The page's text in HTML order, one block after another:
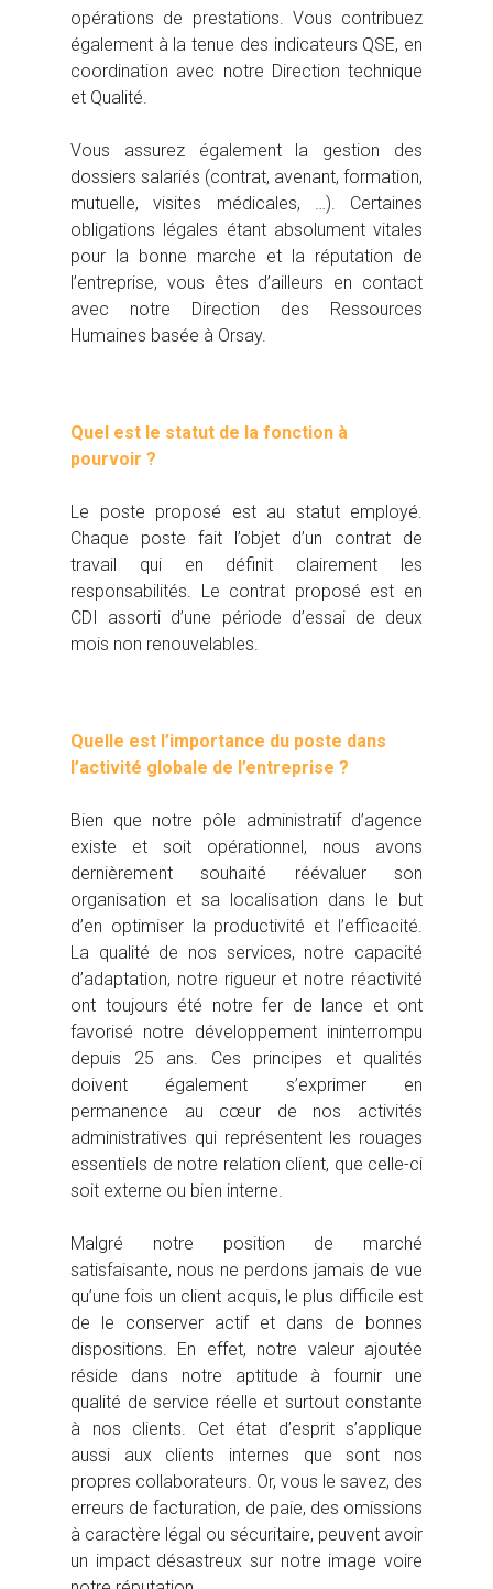
opérations de prestations. Vous contribuez
également à la tenue des indicateurs QSE, en
coordination avec notre Direction technique
et Qualité.
Vous assurez également la gestion des
dossiers salariés (contrat, avenant, formation,
mutuelle, visites médicales, …). Certaines
obligations légales étant absolument vitales
pour la bonne marche et la réputation de
l’entreprise, vous êtes d’ailleurs en contact
avec notre Direction des Ressources
Humaines basée à Orsay.
Quel est le statut de la fonction à
pourvoir ?
Le poste proposé est au statut employé.
Chaque poste fait l’objet d’un contrat de
travail qui en définit clairement les
responsabilités. Le contrat proposé est en
CDI assorti d’une période d’essai de deux
mois non renouvelables.
Quelle est l’importance du poste dans
l’activité globale de l’entreprise ?
Bien que notre pôle administratif d’agence
existe et soit opérationnel, nous avons
dernièrement souhaité réévaluer son
organisation et sa localisation dans le but
d’en optimiser la productivité et l’efficacité.
La qualité de nos services, notre capacité
d’adaptation, notre rigueur et notre réactivité
ont toujours été notre fer de lance et ont
favorisé notre développement ininterrompu
depuis 25 ans. Ces principes et qualités
doivent également s’exprimer en
permanence au cœur de nos activités
administratives qui représentent les rouages
essentiels de notre relation client, que celle-ci
soit externe ou bien interne.
Malgré notre position de marché
satisfaisante, nous ne perdons jamais de vue
qu’une fois un client acquis, le plus difficile est
de le conserver actif et dans de bonnes
dispositions. En effet, notre valeur ajoutée
réside dans notre aptitude à fournir une
qualité de service réelle et surtout constante
à nos clients. Cet état d’esprit s’applique
aussi aux clients internes que sont nos
propres collaborateurs. Or, vous le savez, des
erreurs de facturation, de paie, des omissions
à caractère légal ou sécuritaire, peuvent avoir
un impact désastreux sur notre image voire